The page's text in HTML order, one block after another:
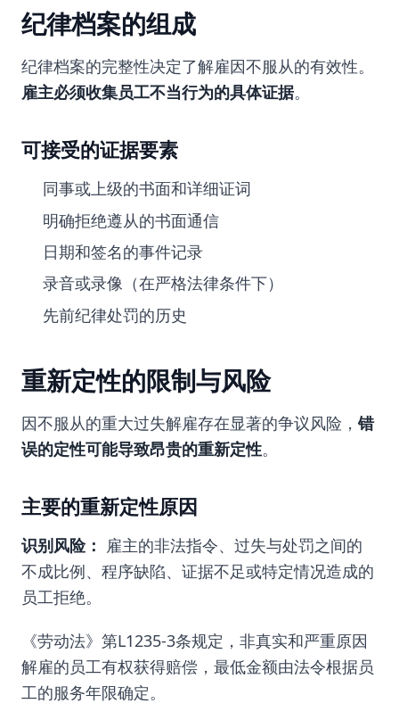
纪律档案的组成
纪律档案的完整性决定了解雇因不服从的有效性。
雇主必须收集员工不当行为的具体证据。
可接受的证据要素
同事或上级的书面和详细证词
明确拒绝遵从的书面通信
日期和签名的事件记录
录音或录像（在严格法律条件下）
先前纪律处罚的历史
重新定性的限制与风险
因不服从的重大过失解雇存在显著的争议风险，错
误的定性可能导致昂贵的重新定性。
主要的重新定性原因
识别风险：
雇主的非法指令、过失与处罚之间的
不成比例、程序缺陷、证据不足或特定情况造成的
员工拒绝。
《劳动法》第L1235-3条规定，非真实和严重原因
解雇的员工有权获得赔偿，最低金额由法令根据员
工的服务年限确定。